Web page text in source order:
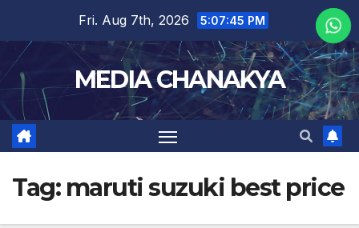
Fri. Aug 7th, 2026 5:07:46 PM
MEDIA CHANAKYA
Tag: maruti suzuki best price